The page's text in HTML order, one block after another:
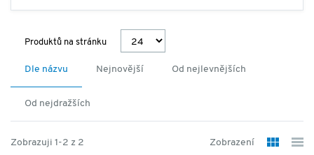
Produktů na stránku
Dle názvu Nejnovější Od nejlevnějších
Od nejdražších
Zobrazuji 1-2 z 2 Zobrazení